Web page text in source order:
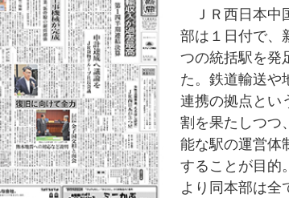
ＪＲ西日本中
部は１日付で、
つの統括駅を発
た。鉄道輸送や
連携の拠点とい
割を果たしつつ
能な駅の運営体
することが目的
より同本部は全